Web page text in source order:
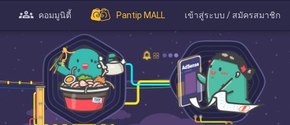
คอมมูนิตี้ Pantip MALL เข้าสู่ระบบ / สมัครสมาชิก